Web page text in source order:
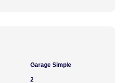
Garage Simple
2